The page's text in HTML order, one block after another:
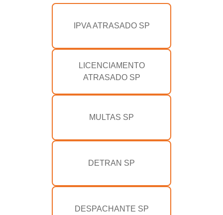
IPVA ATRASADO SP
LICENCIAMENTO
ATRASADO SP
MULTAS SP
DETRAN SP
DESPACHANTE SP